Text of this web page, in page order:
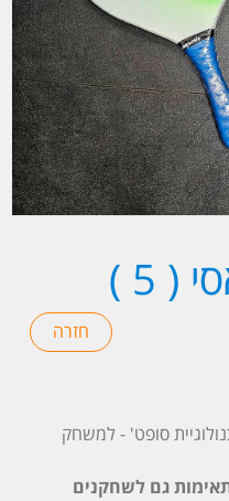
5 )
ב'טכנולוגיית סופט' - למשחק
גם לשחקנים